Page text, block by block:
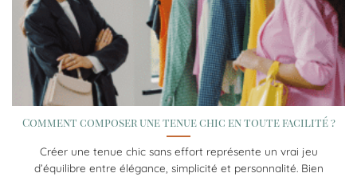
Comment composer une tenue chic en toute facilité ?
Créer une tenue chic sans effort représente un vrai jeu
d’équilibre entre élégance, simplicité et personnalité. Bien